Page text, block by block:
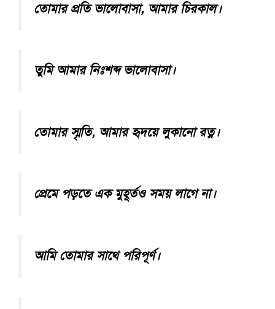
তোমার প্রতি ভালোবাসা, আমার চিরকাল।
তুমি আমার নিঃশব্দ ভালোবাসা।
তোমার স্মৃতি, আমার হৃদয়ে লুকানো রত্ন।
প্রেমে পড়তে এক মুহূর্তও সময় লাগে না।
আমি তোমার সাথে পরিপূর্ণ।